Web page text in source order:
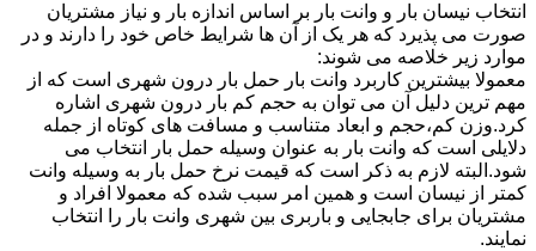
انتخاب نیسان بار و وانت بار بر اساس اندازه بار و نیاز مشتریان
صورت می پذیرد که هر یک از آن ها شرایط خاص خود را دارند و در
موارد زیر خلاصه می شوند:
معمولا بیشترین کاربرد وانت بار حمل بار درون شهری است که از
مهم ترین دلیل آن می توان به حجم کم بار درون شهری اشاره
کرد.وزن کم،حجم و ابعاد متناسب و مسافت های کوتاه از جمله
دلایلی است که وانت بار به عنوان وسیله حمل بار انتخاب می
شود.البته لازم به ذکر است که قیمت نرخ حمل بار به وسیله وانت
کمتر از نیسان است و همین امر سبب شده که معمولا افراد و
مشتریان برای جابجایی و باربری بین شهری وانت بار را انتخاب
نمایند.